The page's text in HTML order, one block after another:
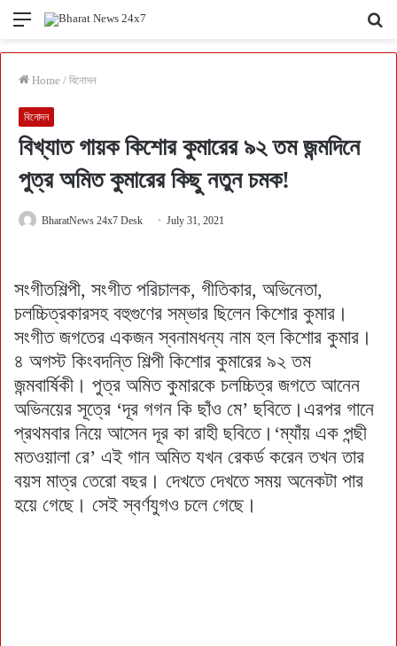
Menu
Home / বিনোদন
বিনোদন
বিখ্যাত গায়ক কিশোর কুমারের ৯২ তম জন্মদিনে
পুত্র অমিত কুমারের কিছু নতুন চমক!
BharatNews 24x7 Desk July 31, 2021
সংগীতশিল্পী, সংগীত পরিচালক, গীতিকার, অভিনেতা,
চলচ্চিত্রকারসহ বহুগুণের সম্ভার ছিলেন কিশোর কুমার।
সংগীত জগতের একজন স্বনামধন্য নাম হল কিশোর কুমার।
৪ অগস্ট কিংবদন্তি শিল্পী কিশোর কুমারের ৯২ তম
জন্মবার্ষিকী। পুত্র অমিত কুমারকে চলচ্চিত্র জগতে আনেন
অভিনয়ের সূত্রে ‘দূর গগন কি ছাঁও মে’ ছবিতে।এরপর গানে
প্রথমবার নিয়ে আসেন দূর কা রাহী ছবিতে।‘ম্যাঁয় এক পন্ছী
মতওয়ালা রে’ এই গান অমিত যখন রেকর্ড করেন তখন তার
বয়স মাত্র তেরো বছর। দেখতে দেখতে সময় অনেকটা পার
হয়ে গেছে। সেই স্বর্ণযুগও চলে গেছে।